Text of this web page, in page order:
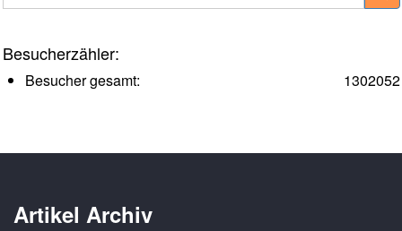
Besucherzähler:
1302052
Besucher gesamt:
Artikel Archiv